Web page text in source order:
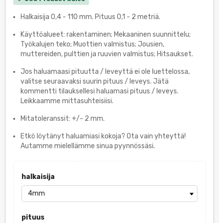
Halkaisija 0,4 - 110 mm. Pituus 0,1 - 2 metriä.
Käyttöalueet: rakentaminen; Mekaaninen suunnittelu;
Työkalujen teko; Muottien valmistus; Jousien,
muttereiden, pulttien ja ruuvien valmistus; Hitsaukset.
Jos haluamaasi pituutta / leveyttä ei ole luettelossa,
valitse seuraavaksi suurin pituus / leveys. Jätä
kommentti tilauksellesi haluamasi pituus / leveys.
Leikkaamme mittasuhteisiisi.
Mitatoleranssit: +/- 2 mm.
Etkö löytänyt haluamiasi kokoja? Ota vain yhteyttä!
Autamme mielellämme sinua pyynnössäsi.
halkaisija
pituus